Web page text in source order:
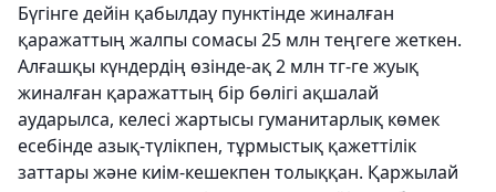
Бүгінге дейін қабылдау пунктінде жиналған
қаражаттың жалпы сомасы 25 млн теңгеге жеткен.
Алғашқы күндердің өзінде-ақ 2 млн тг-ге жуық
жиналған қаражаттың бір бөлігі ақшалай
аударылса, келесі жартысы гуманитарлық көмек
есебінде азық-түлікпен, тұрмыстық қажеттілік
заттары және киім-кешекпен толыққан. Қаржылай